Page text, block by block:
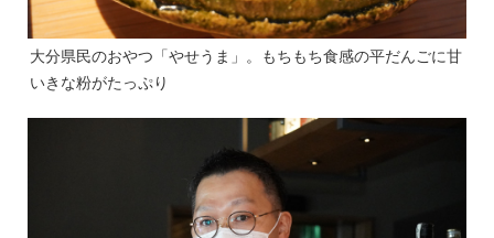
大分県民のおやつ「やせうま」。もちもち食感の平だんごに甘
いきな粉がたっぷり